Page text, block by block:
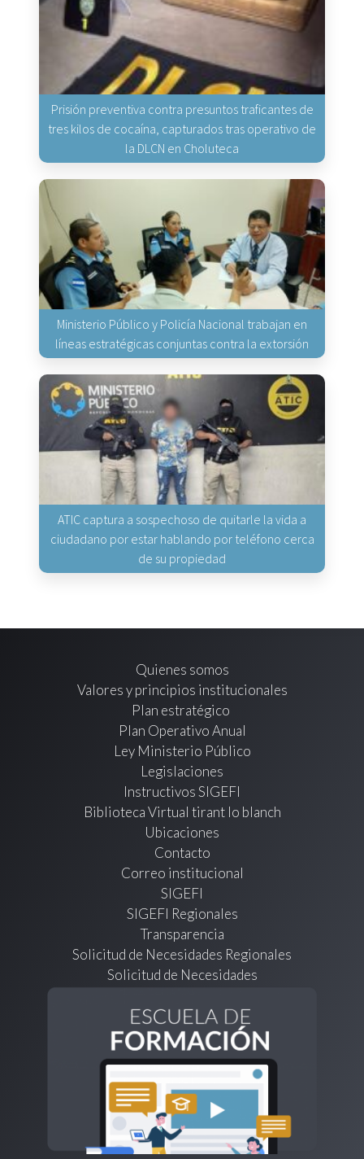
Prisión preventiva contra presuntos traficantes de
tres kilos de cocaína, capturados tras operativo de
la DLCN en Choluteca
Ministerio Público y Policía Nacional trabajan en
líneas estratégicas conjuntas contra la extorsión
ATIC captura a sospechoso de quitarle la vida a
ciudadano por estar hablando por teléfono cerca
de su propiedad
Quienes somos
Valores y principios institucionales
Plan estratégico
Plan Operativo Anual
Ley Ministerio Público
Legislaciones
Instructivos SIGEFI
Biblioteca Virtual tirant lo blanch
Ubicaciones
Contacto
Correo institucional
SIGEFI
SIGEFI Regionales
Transparencia
Solicitud de Necesidades Regionales
Solicitud de Necesidades